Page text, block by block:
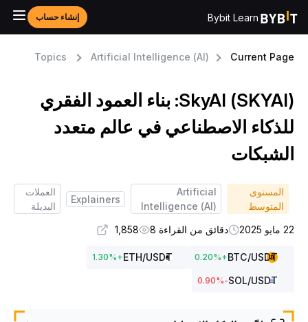
Bybit Learn إنشاء حساب
Topics Artificial Intelligence (AI) Current
SkyAI (SKYAI): بناء العمود الفقري
الاصطناعي في عالم متعدد
المستوى
المتوسط
Artificial
Intelligence (AI)
Explainers
العملات
البديلة
دقائق من القراءة 8 1,858
BTC/USDT
+
0.20%
ETH/USDT
+
1.30%
SOL/USDT
-0.90
%